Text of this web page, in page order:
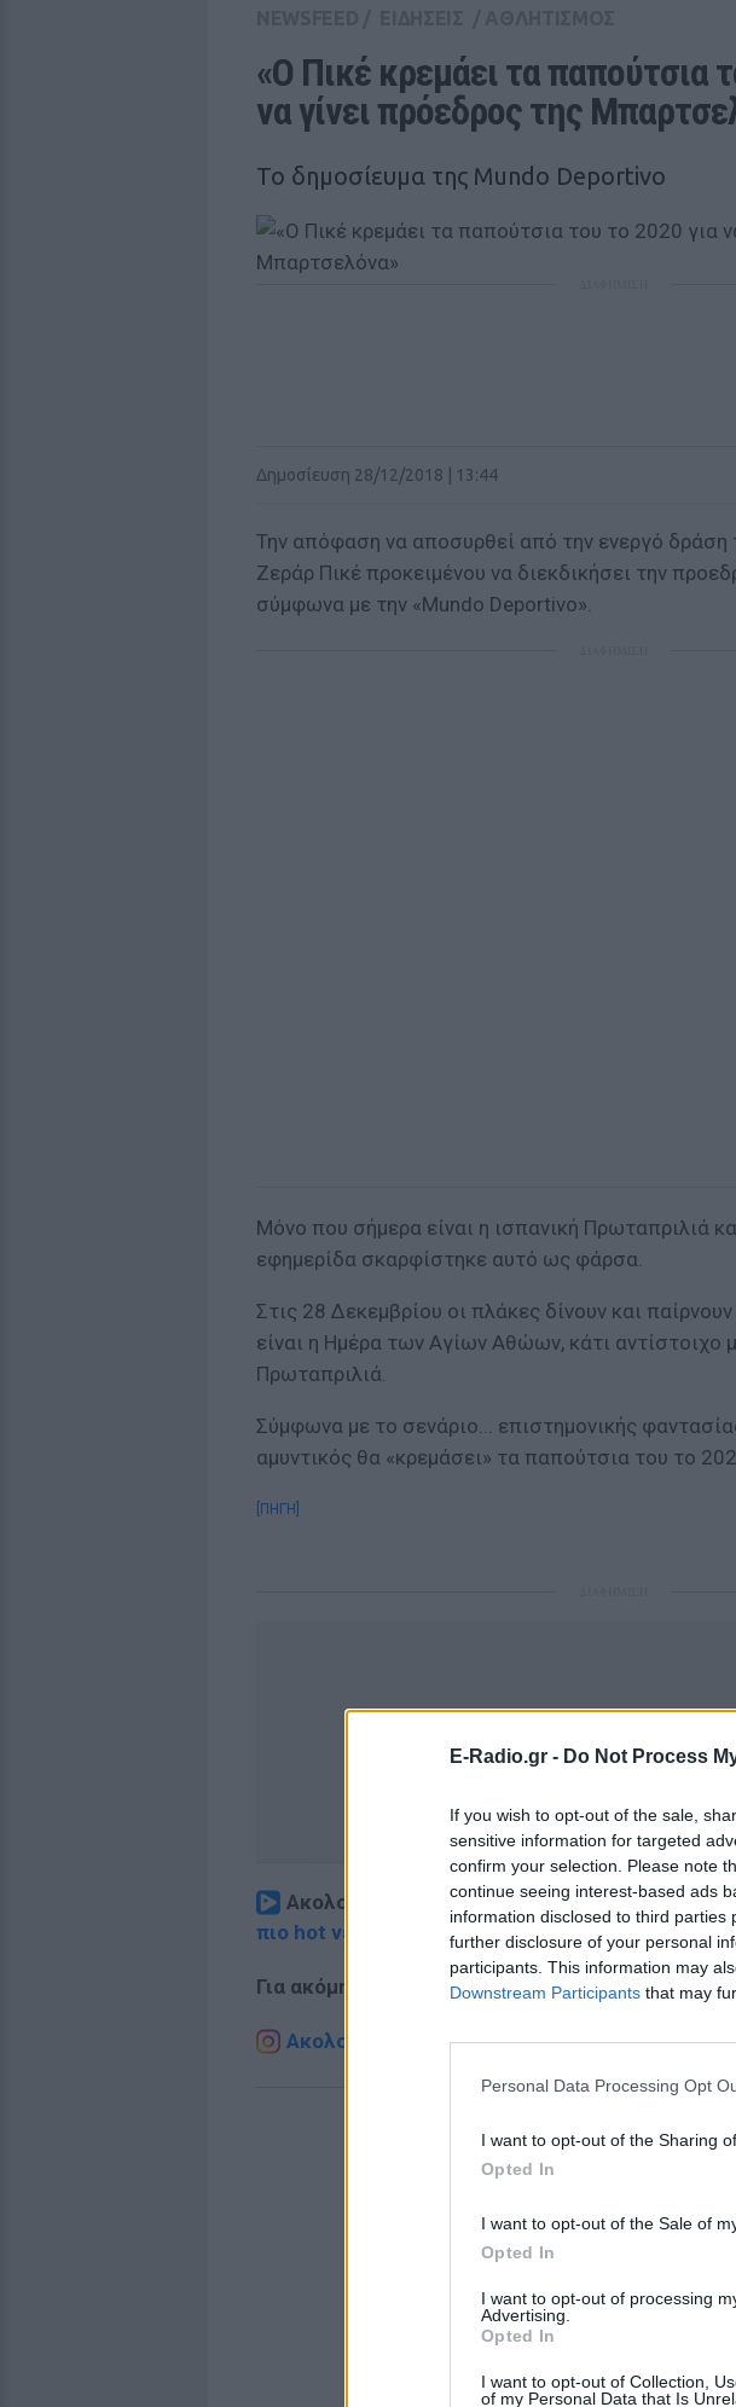
E-Radio.gr - Do Not Process
If you wish to opt-out of the sale,
sensitive information for targeted
confirm your selection. Please note
continue seeing interest-based ads
information disclosed to third
further disclosure of your personal
participants. This information may
Downstream Participants that may
Personal Data Processing Opt
I want to opt-out of the Sharing
Opted In
I want to opt-out of the Sale of
Opted In
I want to opt-out of processing
Advertising.
Opted In
I want to opt-out of Collection,
of my Personal Data that Is
«Ο Πικέ κρεμάει τα παπούτσια
να γίνει πρόεδρος της
Το δημοσίευμα της Mundo Deportivo
Δημοσίευση 28/12/2018 | 13:44
Την απόφαση να αποσυρθεί από την ενεργό δράση
Ζεράρ Πικέ προκειμένου να διεκδικήσει την
σύμφωνα με την «Mundo Deportivo».
Μόνο που σήμερα είναι η ισπανική Πρωταπριλιά
εφημερίδα σκαρφίστηκε αυτό ως φάρσα.
Στις 28 Δεκεμβρίου οι πλάκες δίνουν και
είναι η Ημέρα των Αγίων Αθώων, κάτι αντίστοιχο
Πρωταπριλιά.
Σύμφωνα με το σενάριο... επιστημονικής
αμυντικός θα «κρεμάσει» τα παπούτσια του το
[ΠΗΓΗ]
Ακολουθήστε το E-Radio.gr στοGoogle News
πιο hot νέα
Για ακόμη περισσότερανέα, μπείτε στηνροή
Ακολουθήστε το E-Radio.gr και στο Instagram
ΔΙΑΦΗΜΙΣΗ